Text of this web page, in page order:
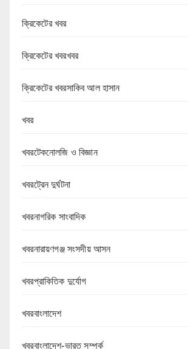
ক্রিকেটের খবর
ক্রিকেটের খবরখবর
ক্রিকেটের খবরসাকিব আল হাসান
খবর
খবরটেকনোলজি ও বিজ্ঞান
খবরট্রেন দুর্ঘটনা
খবরনাগরিক সাংবাদিক
খবরনারায়ণগঞ্জ সংসদীয় আসন
খবরপ্রাকিতিক দুর্যোগ
খবরবাংলাদেশ
খবরবাংলাদেশ-ভারত সম্পর্ক